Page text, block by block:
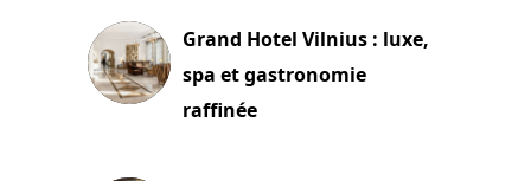
Grand Hotel Vilnius : luxe,
spa et gastronomie
raffinée